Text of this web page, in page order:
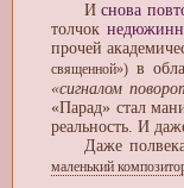
Иснова
толчок
прочей
священной») в
«сигналом
«Парад» стал
реальность. И
Даже полвека
маленький